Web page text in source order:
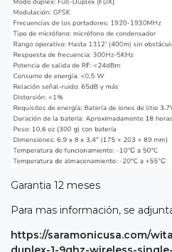
Garantia 12 meses
Para mas información, se
https://saramonicusa.com/